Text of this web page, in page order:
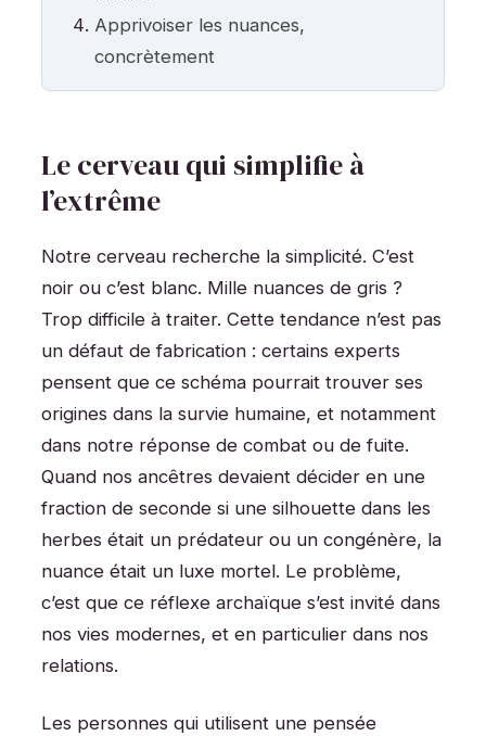
Apprivoiser les nuances,
concrètement
Le cerveau qui simplifie à
l’extrême
Notre cerveau recherche la simplicité. C’est
noir ou c’est blanc. Mille nuances de gris ?
Trop difficile à traiter. Cette tendance n’est pas
un défaut de fabrication : certains experts
pensent que ce schéma pourrait trouver ses
origines dans la survie humaine, et notamment
dans notre réponse de combat ou de fuite.
Quand nos ancêtres devaient décider en une
fraction de seconde si une silhouette dans les
herbes était un prédateur ou un congénère, la
nuance était un luxe mortel. Le problème,
c’est que ce réflexe archaïque s’est invité dans
nos vies modernes, et en particulier dans nos
relations.
Les personnes qui utilisent une pensée